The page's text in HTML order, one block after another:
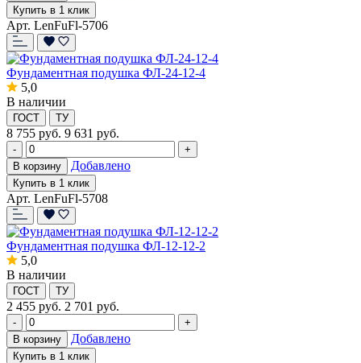
Купить в 1 клик
Арт. LenFuFl-5706
Фундаментная подушка ФЛ-24-12-4
5,0
В наличии
ГОСТ ТУ
8 755 руб. 9 631 руб.
-
+
В корзину
Добавлено
Купить в 1 клик
Арт. LenFuFl-5708
Фундаментная подушка ФЛ-12-12-2
5,0
В наличии
ГОСТ ТУ
2 455 руб. 2 701 руб.
-
+
В корзину
Добавлено
Купить в 1 клик